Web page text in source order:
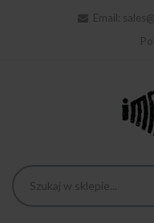
Email: